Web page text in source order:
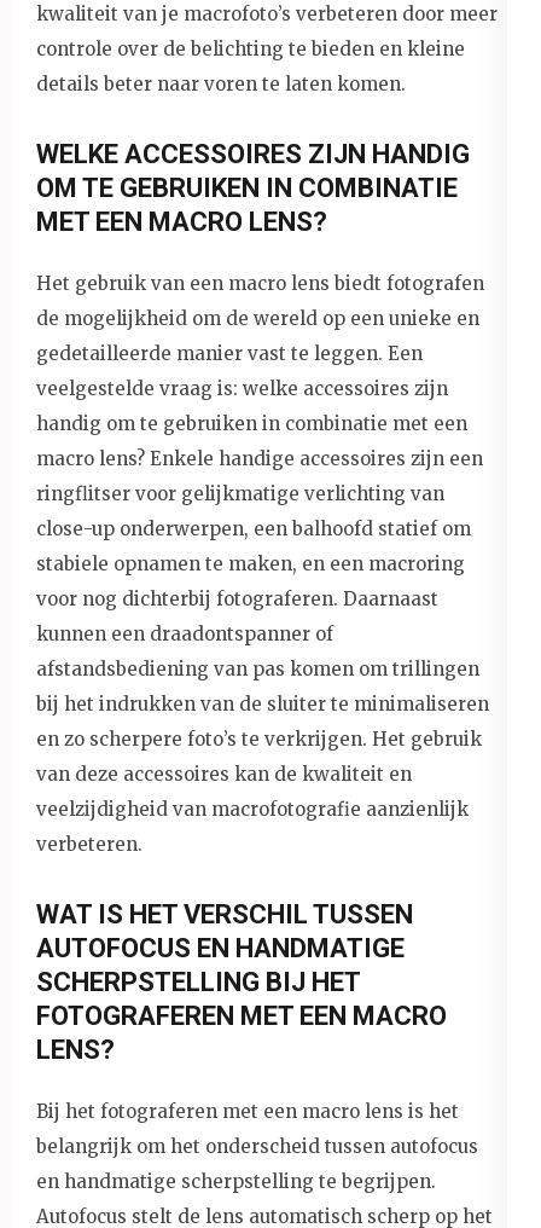
kwaliteit van je macrofoto’s verbeteren door meer
controle over de belichting te bieden en kleine
details beter naar voren te laten komen.
WELKE ACCESSOIRES ZIJN HANDIG
OM TE GEBRUIKEN IN COMBINATIE
MET EEN MACRO LENS?
Het gebruik van een macro lens biedt fotografen
de mogelijkheid om de wereld op een unieke en
gedetailleerde manier vast te leggen. Een
veelgestelde vraag is: welke accessoires zijn
handig om te gebruiken in combinatie met een
macro lens? Enkele handige accessoires zijn een
ringflitser voor gelijkmatige verlichting van
close-up onderwerpen, een balhoofd statief om
stabiele opnamen te maken, en een macroring
voor nog dichterbij fotograferen. Daarnaast
kunnen een draadontspanner of
afstandsbediening van pas komen om trillingen
bij het indrukken van de sluiter te minimaliseren
en zo scherpere foto’s te verkrijgen. Het gebruik
van deze accessoires kan de kwaliteit en
veelzijdigheid van macrofotografie aanzienlijk
verbeteren.
WAT IS HET VERSCHIL TUSSEN
AUTOFOCUS EN HANDMATIGE
SCHERPSTELLING BIJ HET
FOTOGRAFEREN MET EEN MACRO
LENS?
Bij het fotograferen met een macro lens is het
belangrijk om het onderscheid tussen autofocus
en handmatige scherpstelling te begrijpen.
Autofocus stelt de lens automatisch scherp op het